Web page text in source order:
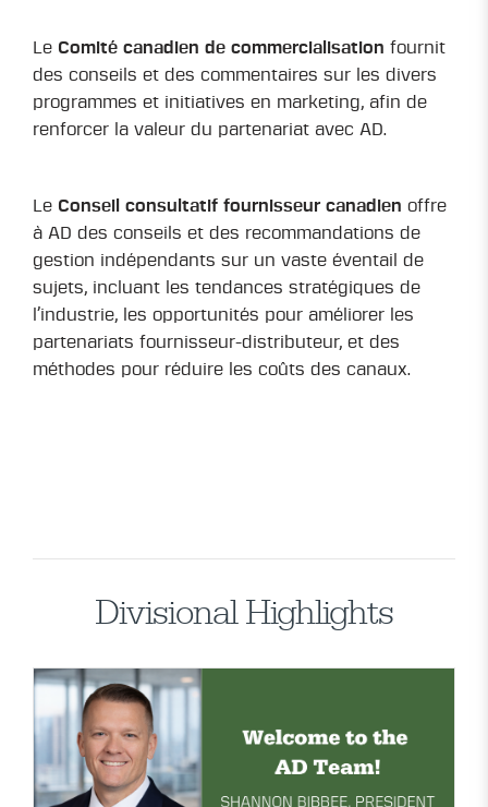
Le Comité canadien de commercialisation fournit
des conseils et des commentaires sur les divers
programmes et initiatives en marketing, afin de
renforcer la valeur du partenariat avec AD.
Le Conseil consultatif fournisseur canadien offre
à AD des conseils et des recommandations de
gestion indépendants sur un vaste éventail de
sujets, incluant les tendances stratégiques de
l’industrie, les opportunités pour améliorer les
partenariats fournisseur-distributeur, et des
méthodes pour réduire les coûts des canaux.
Divisional Highlights